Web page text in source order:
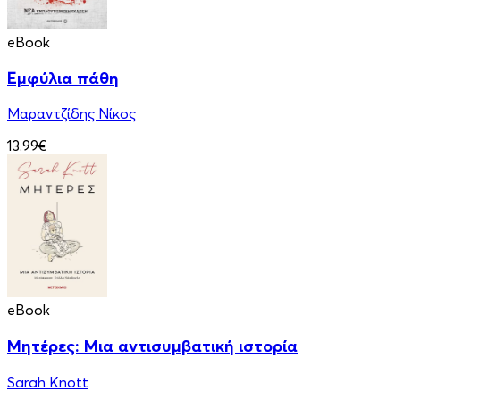
eBook
Εμφύλια πάθη
Μαραντζίδης Νίκος
13.99€
eBook
Μητέρες: Μια αντισυμβατική ιστορία
Sarah Knott